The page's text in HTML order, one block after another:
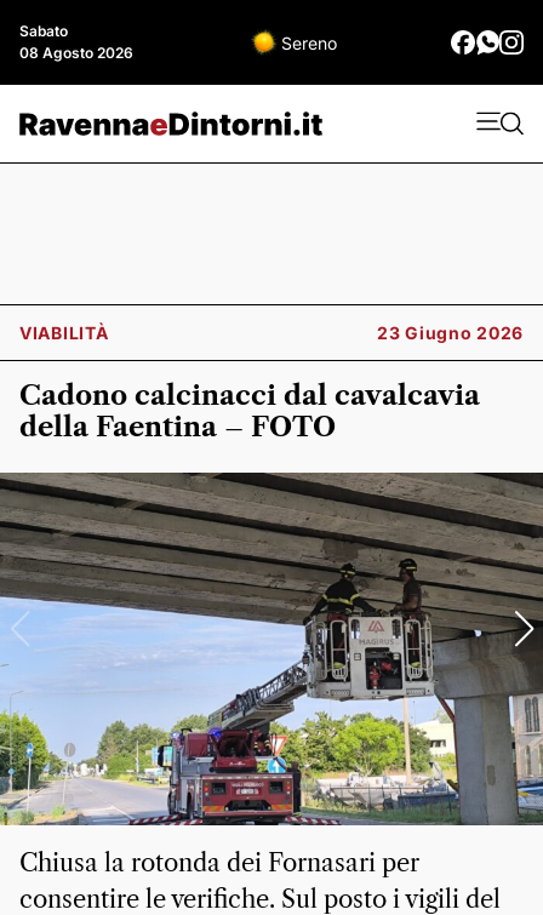
Sabato
08 Agosto 2026
Sereno
VIABILITÀ 23 Giugno 2026
Cadono calcinacci dal cavalcavia
della Faentina – FOTO
Chiusa la rotonda dei Fornasari per
consentire le verifiche. Sul posto i vigili del